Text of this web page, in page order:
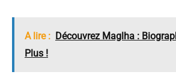
A lire : Découvrez Maglha :
Plus !